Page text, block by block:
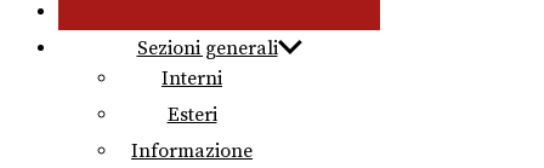
Sezioni generali
Interni
Esteri
Informazione